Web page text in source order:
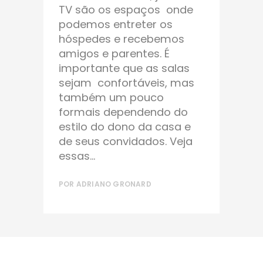
TV são os espaços onde
podemos entreter os
hóspedes e recebemos
amigos e parentes. É
importante que as salas
sejam confortáveis, mas
também um pouco
formais dependendo do
estilo do dono da casa e
de seus convidados. Veja
essas...
POR ADRIANO GRONARD